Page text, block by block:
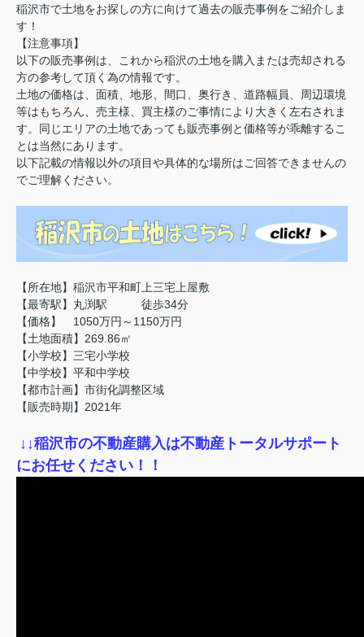
稲沢市で土地をお探しの方に向けて過去の販売事例をご紹介しま
す！
【注意事項】
以下の販売事例は、これから稲沢の土地を購入または売却される
方の参考して頂く為の情報です。
土地の価格は、面積、地形、間口、奥行き、道路幅員、周辺環境
等はもちろん、売主様、買主様のご事情により大きく左右されま
す。同じエリアの土地であっても販売事例と価格等が乖離するこ
とは当然にあります。
以下記載の情報以外の項目や具体的な場所はご回答できませんの
でご理解ください。
【所在地】稲沢市平和町上三宅上屋敷
【最寄駅】丸渕駅 徒歩34分
【価格】 1050万円～1150万円
【土地面積】269.86㎡
【小学校】三宅小学校
【中学校】平和中学校
【都市計画】市街化調整区域
【販売時期】2021年
↓ ↓稲沢市の不動産購入は不動産トータルサポート
にお任せください！！